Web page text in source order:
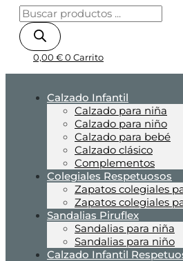
0,00 € 0 Carrito
Calzado Infantil
Calzado para niña
Calzado para niño
Calzado para bebé
Calzado clásico
Complementos
Colegiales Respetuosos
Zapatos colegiales
Zapatos colegiales
Sandalias Piruflex
Sandalias para niña
Sandalias para niño
Calzado Infantil